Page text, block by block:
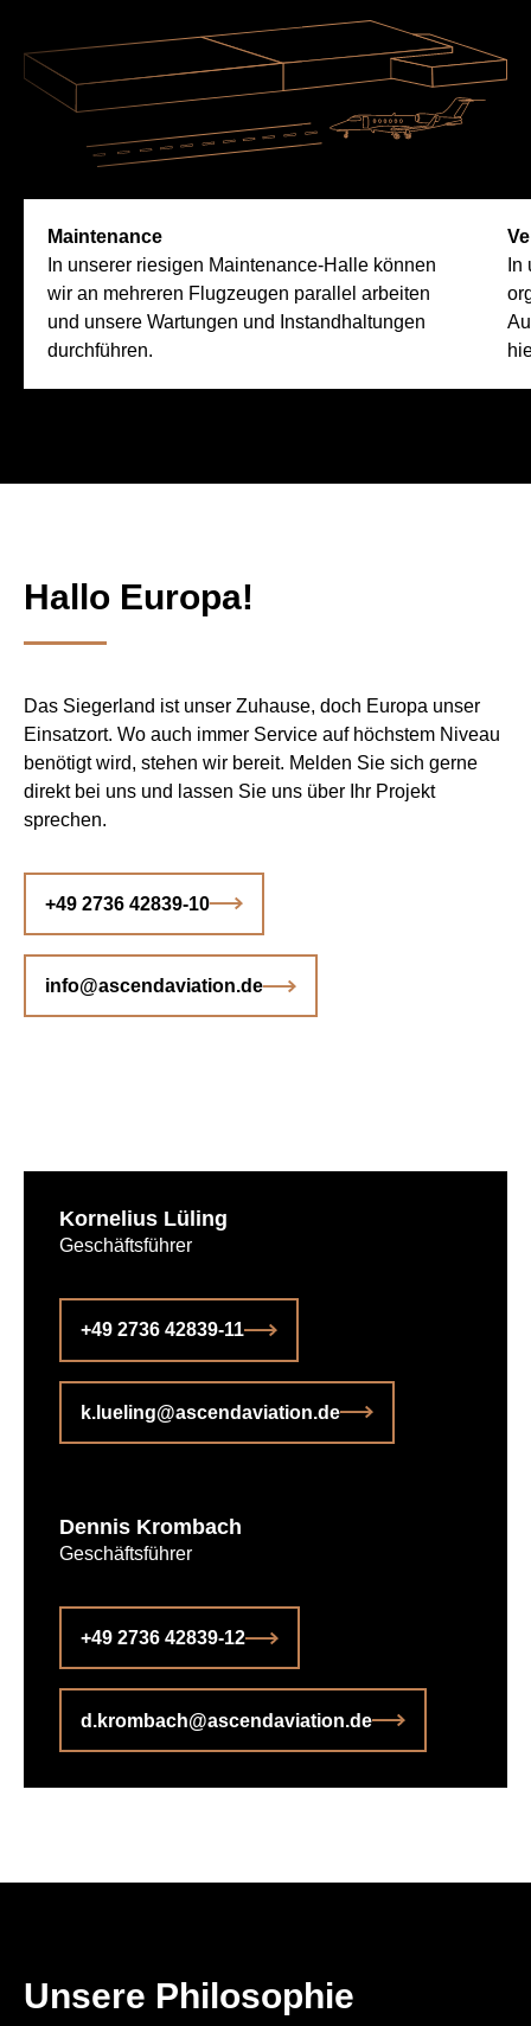
Maintenance
In unserer riesigen Maintenance-Halle können
wir an mehreren Flugzeugen parallel arbeiten
und unsere Wartungen und Instandhaltungen
durchführen.
Hallo Europa!
Das Siegerland ist unser Zuhause, doch Europa unser
Einsatzort. Wo auch immer Service auf höchstem Niveau
benötigt wird, stehen wir bereit. Melden Sie sich gerne
direkt bei uns und lassen Sie uns über Ihr Projekt
sprechen.
+49 2736 42839-10
info@ascendaviation.de
Kornelius Lüling
Geschäftsführer
+49 2736 42839-11
k.lueling@ascendaviation.de
Dennis Krombach
Geschäftsführer
+49 2736 42839-12
d.krombach@ascendaviation.de
Unsere Philosophie